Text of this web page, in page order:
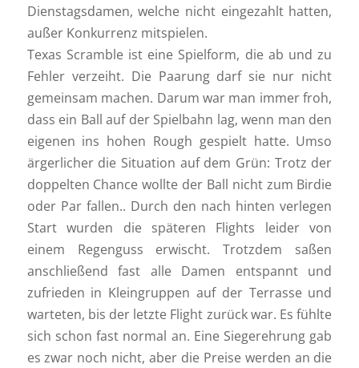
Dienstagsdamen, welche nicht eingezahlt hatten,
außer Konkurrenz mitspielen.
Texas Scramble ist eine Spielform, die ab und zu
Fehler verzeiht. Die Paarung darf sie nur nicht
gemeinsam machen. Darum war man immer froh,
dass ein Ball auf der Spielbahn lag, wenn man den
eigenen ins hohen Rough gespielt hatte. Umso
ärgerlicher die Situation auf dem Grün: Trotz der
doppelten Chance wollte der Ball nicht zum Birdie
oder Par fallen.. Durch den nach hinten verlegen
Start wurden die späteren Flights leider von
einem Regenguss erwischt. Trotzdem saßen
anschließend fast alle Damen entspannt und
zufrieden in Kleingruppen auf der Terrasse und
warteten, bis der letzte Flight zurück war. Es fühlte
sich schon fast normal an. Eine Siegerehrung gab
es zwar noch nicht, aber die Preise werden an die